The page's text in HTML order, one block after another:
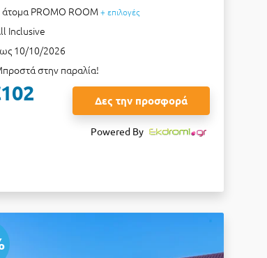
άτομαPROMO ROOM + επιλογές
Inclusive
10/10/2026
στην παραλία!
Δες την προσφορά
Powered By